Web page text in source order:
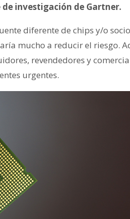
investigación de Gartner.
diferente de chips y/o socio
mucho a reducir el riesgo.
revendedores y
urgentes.